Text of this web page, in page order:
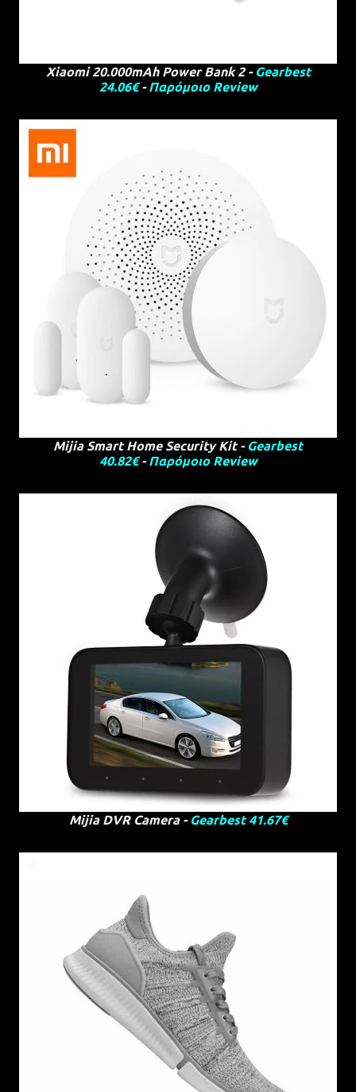
Xiaomi 20.000mAh Power Bank 2 - Gearbest
24.06€-Παρόμοιο Review
Mijia Smart Home Security Kit - Gearbest
40.82€-Παρόμοιο Review
Mijia DVR Camera - Gearbest 41.67€